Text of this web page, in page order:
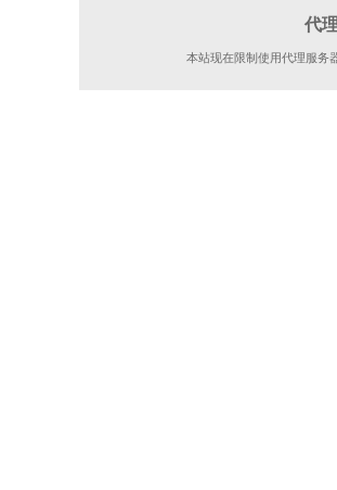
代
本站现在限制使用代理服务